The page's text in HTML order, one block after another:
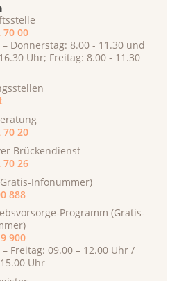
70 00
Donnerstag: 8.00 - 11.30 und
Uhr; Freitag: 8.00 - 11.30
70 20
Brückendienst
70 26
Infonummer)
888
Programm (Gratis-
900
Freitag: 09.00 – 12.00 Uhr /
Uhr